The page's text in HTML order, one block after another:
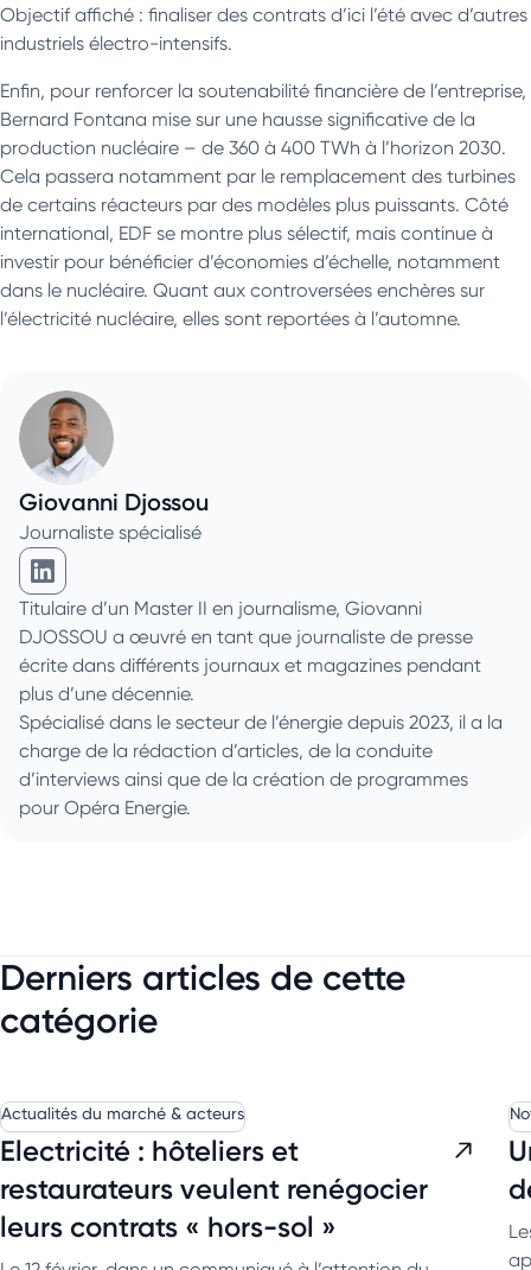
Objectif affiché : finaliser des contrats d’ici l’été avec d’autres
industriels électro-intensifs.
Enfin, pour renforcer la soutenabilité financière de l’entreprise,
Bernard Fontana mise sur une hausse significative de la
production nucléaire – de 360 à 400 TWh à l’horizon 2030.
Cela passera notamment par le remplacement des turbines
de certains réacteurs par des modèles plus puissants. Côté
international, EDF se montre plus sélectif, mais continue à
investir pour bénéficier d’économies d’échelle, notamment
dans le nucléaire. Quant aux controversées enchères sur
l’électricité nucléaire, elles sont reportées à l’automne.
Giovanni Djossou
Journaliste spécialisé
Giovanni Djossou sur Linkedin
Titulaire d’un Master II en journalisme, Giovanni
DJOSSOU a œuvré en tant que journaliste de presse
écrite dans différents journaux et magazines pendant
plus d’une décennie.
Spécialisé dans le secteur de l’énergie depuis 2023, il a la
charge de la rédaction d’articles, de la conduite
d’interviews ainsi que de la création de programmes
pour Opéra Energie.
Derniers articles de cette
catégorie
Actualités du marché & acteurs
Electricité : hôteliers et
restaurateurs veulent renégocier
leurs contrats « hors-sol »